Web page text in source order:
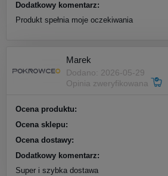
Dodatkowy komentarz:
Produkt spełnia moje oczekiwania
Marek
Dodano: 2026-05-29
Opinia zweryfikowana
Ocena produktu:
Ocena sklepu:
Ocena dostawy:
Dodatkowy komentarz:
Super i szybka dostawa